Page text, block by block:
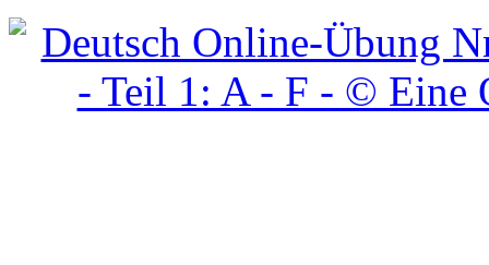
Deutsch Online-Übung
- Teil 1: A - F - © Eine